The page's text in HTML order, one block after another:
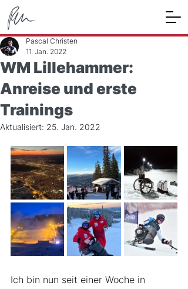
WM Lillehammer:
Anreise und erste
Trainings
Pascal Christen
11. Jan. 2022
Aktualisiert: 25. Jan. 2022
Ich bin nun seit einer Woche in